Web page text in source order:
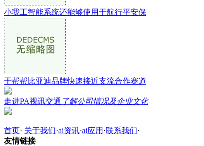
小我工智能系统还能够使用于航行平安保
于帮帮比亚迪品牌快速接近支流合作赛道
走进PA视讯交通 了解公司情况及企业文化
首页· 关于我们·ai资讯·ai应用 ·联系我们·
友情链接